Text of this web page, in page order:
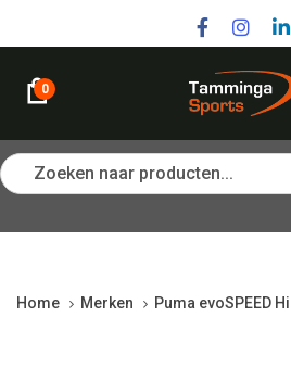
navigation
content
0
Zoeken naar producten...
Home Merken Puma evoSPEED